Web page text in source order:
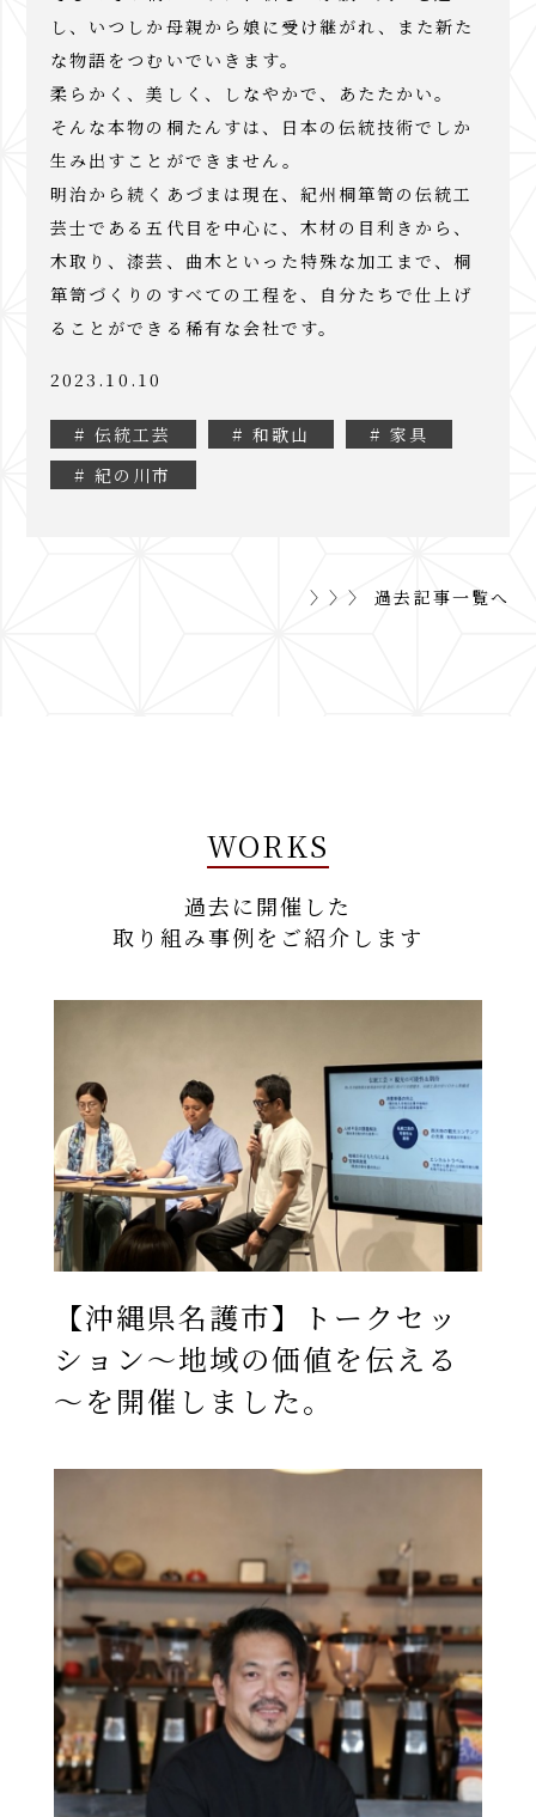
し、いつしか母親から娘に受け継がれ、また新た
な物語をつむいでいきます。
柔らかく、美しく、しなやかで、あたたかい。
そんな本物の桐たんすは、日本の伝統技術でしか
生み出すことができません。
明治から続くあづまは現在、紀州桐箪笥の伝統工
芸士である五代目を中心に、木材の目利きから、
木取り、漆芸、曲木といった特殊な加工まで、桐
箪笥づくりのすべての工程を、自分たちで仕上げ
ることができる稀有な会社です。
2023.10.10
# 伝統工芸 # 和歌山
# 家具
# 紀の川市
〉〉〉 過去記事一覧へ
WORKS
過去に開催した
取り組み事例をご紹介します
【沖縄県名護市】トークセッ
ション～地域の価値を伝える
～を開催しました。